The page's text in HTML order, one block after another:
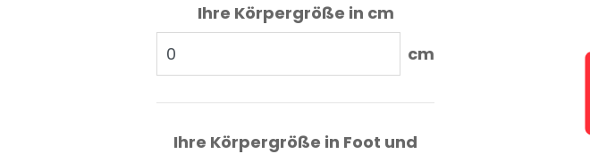
Ihre Körpergröße in cm
cm
Ihre Körpergröße in Foot und